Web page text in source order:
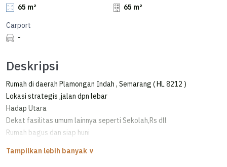
65 m²
65 m²
Carport
-
Deskripsi
Rumah di daerah Plamongan Indah , Semarang ( HL 8212 )
Lokasi strategis ,jalan dpn lebar
Hadap Utara
Dekat fasilitas umum lainnya seperti Sekolah,Rs dll
Rumah bagus dan siap huni